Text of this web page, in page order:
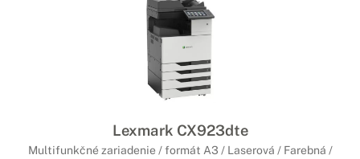
Lexmark CX923dte
Multifunkčné zariadenie / formát A3 / Laserová / Farebná /